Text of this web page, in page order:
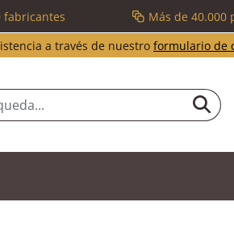
fabricantes Más de 40.000
a través de nuestro formulario de